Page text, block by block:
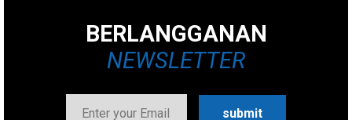
BERLANGGANAN
NEWSLETTER